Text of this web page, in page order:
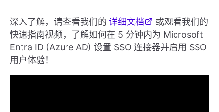
深入了解，请查看我们的 详细文档
或观看我们的
快速指南视频，了解如何在 5 分钟内为 Microsoft
Entra ID (Azure AD) 设置 SSO 连接器并启用 SSO
用户体验！